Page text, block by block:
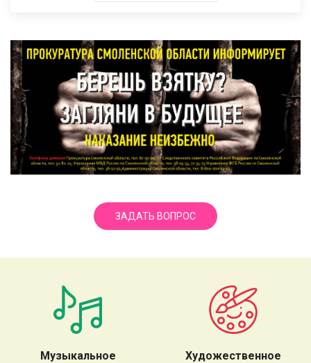
ЗАДАТЬ ВОПРОС
Музыкальное
Художественное